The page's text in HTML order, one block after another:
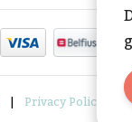
| Privacy Policy